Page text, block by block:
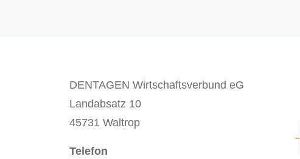
DENTAGEN Wirtschaftsverbund eG
Landabsatz 10
45731 Waltrop
Telefon